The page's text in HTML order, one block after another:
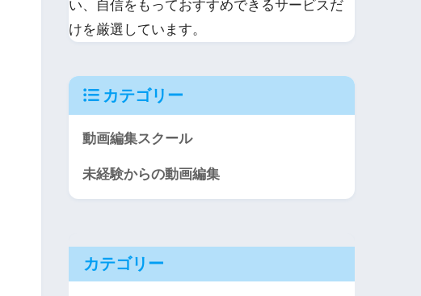
い、自信をもっておすすめできるサービスだ
けを厳選しています。
カテゴリー
動画編集スクール
未経験からの動画編集
カテゴリー